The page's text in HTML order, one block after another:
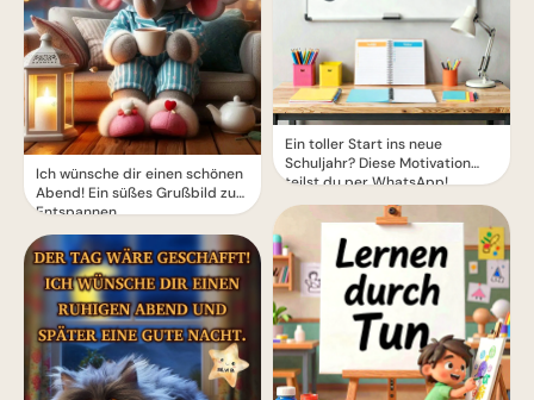
Ich wünsche dir einen schönen
Abend! Ein süßes Grußbild zum
Entspannen
Ein toller Start ins neue
Schuljahr? Diese Motivation
teilst du per WhatsApp!